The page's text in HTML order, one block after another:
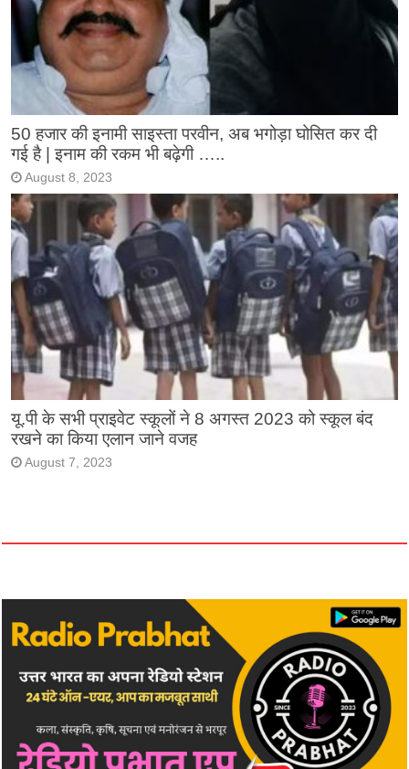
50 हजार की इनामी साइस्ता परवीन, अब भगोड़ा घोसित कर दी
गई है | इनाम की रकम भी बढ़ेगी …..
August 8, 2023
यू.पी के सभी प्राइवेट स्कूलों ने 8 अगस्त 2023 को स्कूल बंद
रखने का किया एलान जाने वजह
August 7, 2023